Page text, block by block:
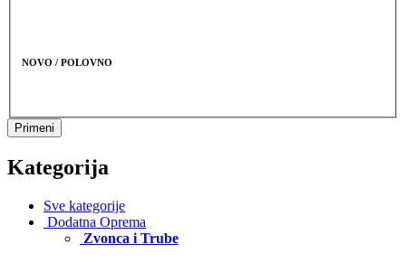
NOVO / POLOVNO
Primeni
Kategorija
Sve kategorije
Dodatna Oprema
Zvonca i Trube